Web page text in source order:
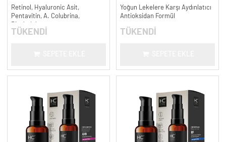
Retinol, Hyaluronic Asit,
Pentavitin, A. Colubrina,
TÜKENDİ
ml.
Yoğun Lekelere Karşı Aydınlatıcı
Antioksidan Formül
TÜKENDİ